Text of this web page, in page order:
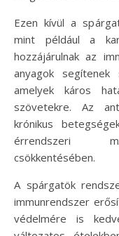
Ezen kívül a
mint például a
hozzájárulnak az
anyagok
amelyek káros
szövetekre. Az
krónikus
érrendszeri
csökkentésében.
A spárgatök
immunrendszer
védelmére is